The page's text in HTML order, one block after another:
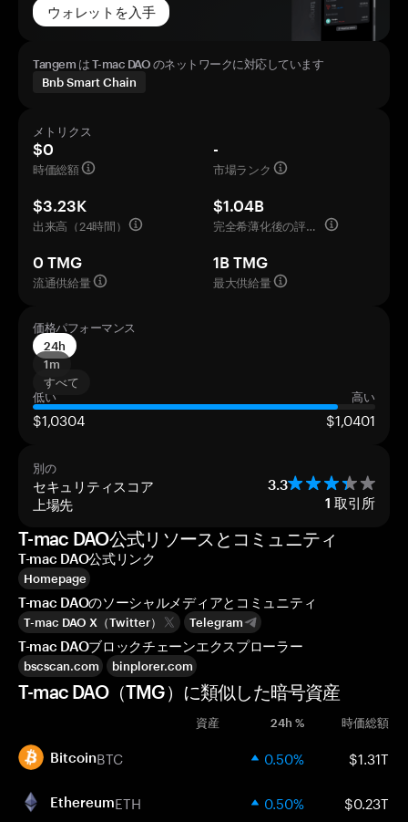
ウォレットを入手
Tangem は T-mac DAO のネットワークに対応しています
Bnb Smart Chain
メトリクス
$0
時価総額
-
市場ランク
$3.23K
出来高（24時間）
$1.04B
完全希薄化後の評価額
0 TMG
流通供給量
1B TMG
最大供給量
価格パフォーマンス
24h
1m
すべて
低い
高い
$1,0304 $1,0401
別の
セキュリティスコア 3.3
上場先 1 取引所
T-mac DAO公式リソースとコミュニティ
T-mac DAO公式リンク
Homepage
T-mac DAOのソーシャルメディアとコミュニティ
T-mac DAO X（Twitter） Telegram
T-mac DAOブロックチェーンエクスプローラー
bscscan.com binplorer.com
T-mac DAO（TMG）に類似した暗号資産
資産 24h % 時価総額
BitcoinBTC 0.50% $1.31T
EthereumETH 0.50% $0.23T